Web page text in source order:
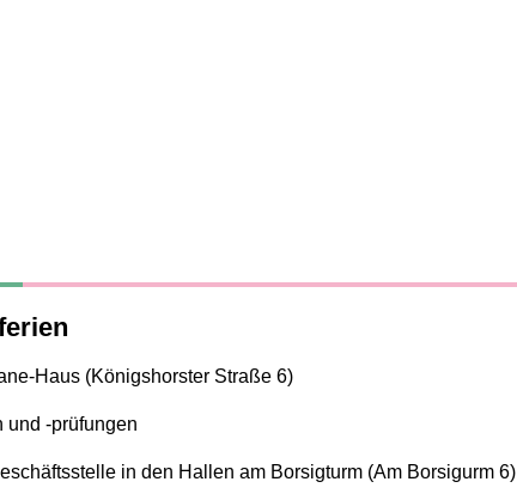
Haus (Königshorster Straße 6)
und -prüfungen
in den Hallen am Borsigturm (Am Borsigurm 6)